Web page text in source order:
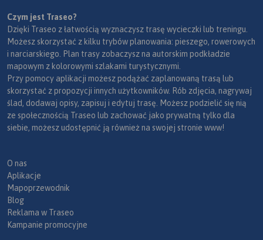
Czym jest Traseo?
Dzięki Traseo z łatwością wyznaczysz trasę wycieczki lub treningu.
Możesz skorzystać z kilku trybów planowania: pieszego, rowerowych
i narciarskiego. Plan trasy zobaczysz na autorskim podkładzie
mapowym z kolorowymi szlakami turystycznymi.
Przy pomocy aplikacji możesz podążać zaplanowaną trasą lub
skorzystać z propozycji innych użytkowników. Rób zdjęcia, nagrywaj
ślad, dodawaj opisy, zapisuj i edytuj trasę. Możesz podzielić się nią
ze społecznością Traseo lub zachować jako prywatną tylko dla
siebie, możesz udostępnić ją również na swojej stronie www!
O nas
Aplikacje
Mapoprzewodnik
Blog
Reklama w Traseo
Kampanie promocyjne